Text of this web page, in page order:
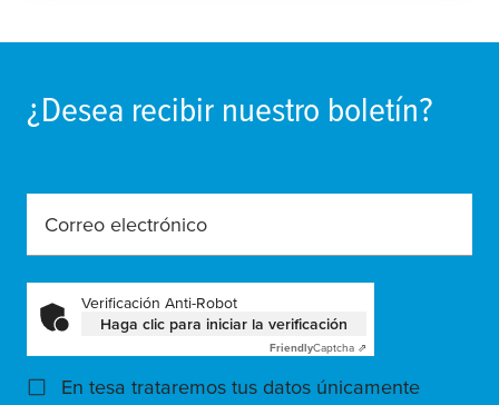
¿Desea recibir nuestro boletín?
Correo electrónico
Verificación Anti-Robot
Haga clic para iniciar la verificación
FriendlyCaptcha ⇗
En tesa trataremos tus datos únicamente